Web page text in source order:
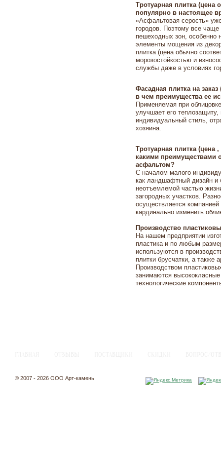
Тротуарная плитка (цена
популярно в настоящее
«Асфальтовая серость»
городов. Поэтому все чаще
пешеходных зон, особенно
элементы мощения из
плитка (цена обычно
морозостойкостью и
службы даже в условиях
Фасадная плитка на
в чем преимущества ее
Применяемая при
улучшает его
индивидуальный стиль,
хозяина.
Тротуарная плитка (цена
какими преимуществами
асфальтом?
C началом малого
как ландшафтный дизайн и
неотъемлемой частью
загородных участков.
осуществляется
кардинально изменить
Производство
На нашем предприятии
пластика и по любым
используются в
плитки брусчатки, а также
Производством
занимаются
технологические
© 2007 - 2026 ООО Арт-камень